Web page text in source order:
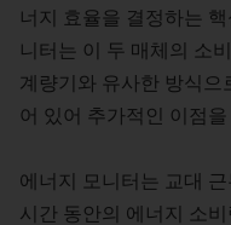
너지 효율을 결정하는
니터는 이 두 매체의 소
계량기와 유사한 방식으
어 있어 추가적인 이점
에너지 모니터는 교대
시간 동안의 에너지 소